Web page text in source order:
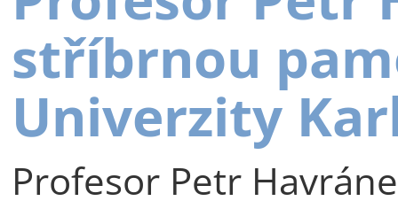
stříbrnou
Univerzity
Profesor Petr